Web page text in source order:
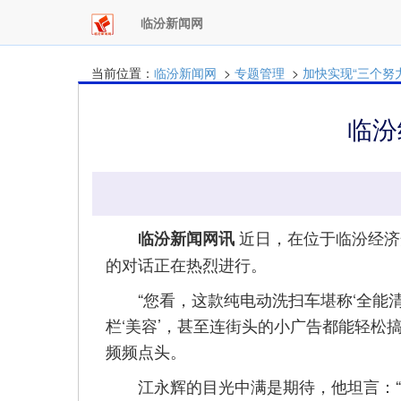
临汾新闻网
当前位置： 临汾新闻网 > 专题管理 > 加快实现“三个努
临
临汾新闻网讯近日，在位于临汾经
的对话正在热烈进行。
“您看，这款纯电动洗扫车堪称‘全能
栏‘美容’，甚至连街头的小广告都能轻
频频点头。
江永辉的目光中满是期待，他坦言：“